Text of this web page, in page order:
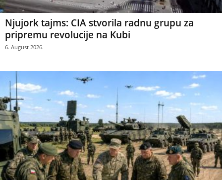
Njujork tajms: CIA stvorila radnu grupu za
pripremu revolucije na Kubi
6. August 2026.